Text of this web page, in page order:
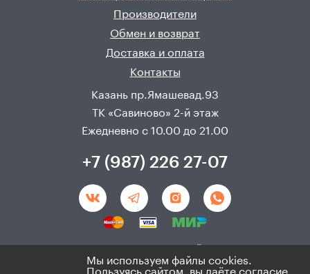
Производители
Обмен и возврат
Доставка и оплата
Контакты
Казань пр.Ямашевад.93
ТК «Савиново» 2-й этаж
Ежедневно с 10.00 до 21.00
+7 (987) 226 27-07
Мы используем файлы cookies.